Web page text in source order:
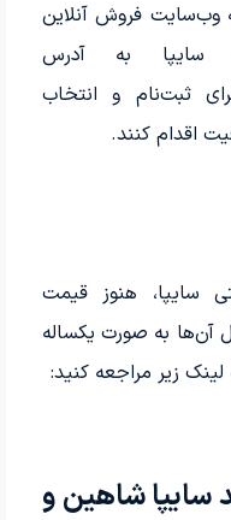
وب‌سایت فروش آنلاین
سایپا به آدرس
ثبت‌نام و انتخاب
اقدام کنند.
سایپا، هنوز قیمت
آن‌ها به صورت یکساله
زیر مراجعه کنید:
سایپا شاهین و